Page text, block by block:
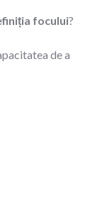
focului?
de a